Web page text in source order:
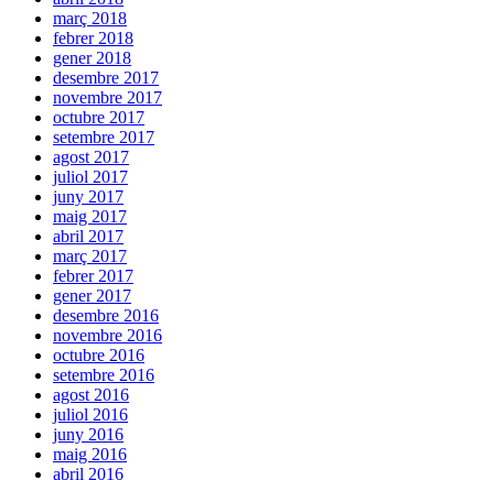
març 2018
febrer 2018
gener 2018
desembre 2017
novembre 2017
octubre 2017
setembre 2017
agost 2017
juliol 2017
juny 2017
maig 2017
abril 2017
març 2017
febrer 2017
gener 2017
desembre 2016
novembre 2016
octubre 2016
setembre 2016
agost 2016
juliol 2016
juny 2016
maig 2016
abril 2016